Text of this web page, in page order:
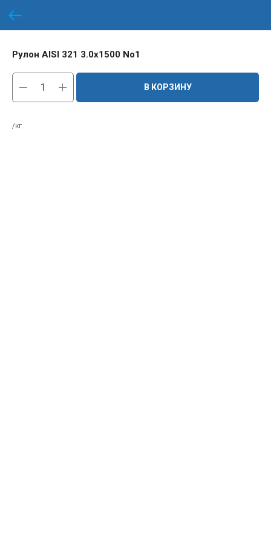
Рулон AISI 321 3.0х1500 No1
В КОРЗИНУ
/кг